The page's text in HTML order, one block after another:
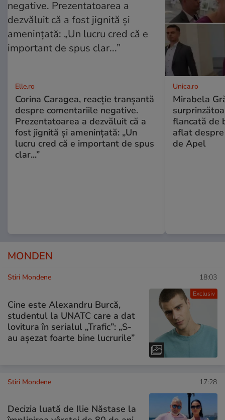
Elle.ro
Corina Caragea, reacție tranșantă
despre comentariile negative.
Prezentatoarea a dezvăluit că a
fost jignită și amenințată: „Un
lucru cred că e important de spus
clar...”
Unica.ro
Mirabela
flancată de
aflat
de Apel
MONDEN
Exclusiv
Stiri Mondene 18:03
Cine este Alexandru Burcă,
studentul la UNATC care a dat
lovitura în serialul „Trafic”: „S-
au așezat foarte bine lucrurile”
Stiri Mondene 17:28
Decizia luată de Ilie Năstase la